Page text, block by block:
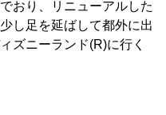
おり、リニューアルした
し足を延ばして都外に出
ズニーランド(R)に行く